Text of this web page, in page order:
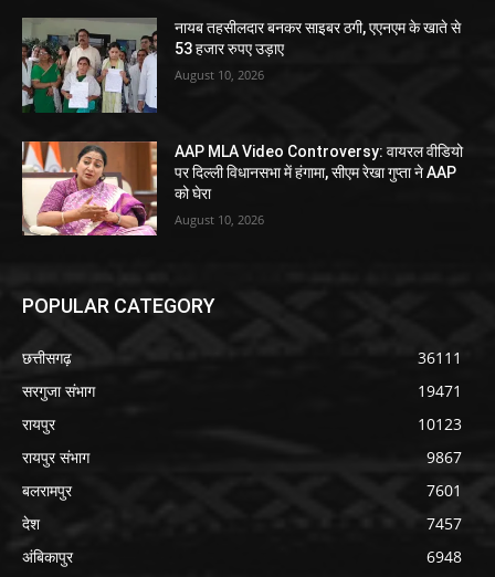
नायब तहसीलदार बनकर साइबर ठगी, एएनएम के खाते से
53 हजार रुपए उड़ाए
August 10, 2026
AAP MLA Video Controversy: वायरल वीडियो
पर दिल्ली विधानसभा में हंगामा, सीएम रेखा गुप्ता ने AAP
को घेरा
August 10, 2026
POPULAR CATEGORY
छत्तीसगढ़
36111
सरगुजा संभाग
19471
रायपुर
10123
रायपुर संभाग
9867
बलरामपुर
7601
देश
7457
अंबिकापुर
6948